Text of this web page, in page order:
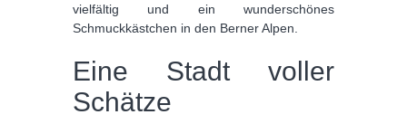
vielfältig und ein wunderschönes
Schmuckkästchen in den Berner Alpen.
Eine Stadt voller
Schätze